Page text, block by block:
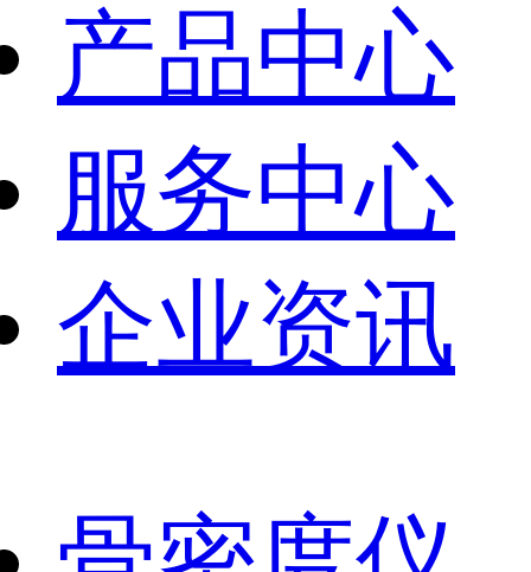
产品中心
服务中心
企业资讯